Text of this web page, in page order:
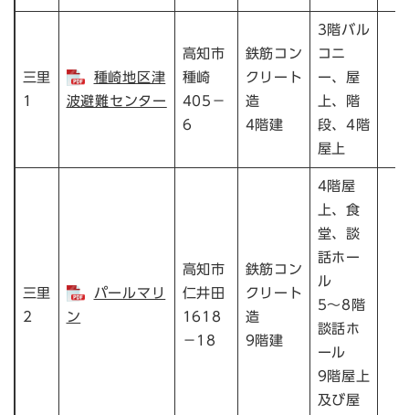
三里
1
種崎地区津
波避難センター
高知市
種崎
405－
6
鉄筋コン
クリート
造
4階建
3階バル
コニ
ー、屋
上、階
段、4階
屋上
三里
2
パールマリ
ン
高知市
仁井田
1618
－18
鉄筋コン
クリート
造
9階建
4階屋
上、食
堂、談
話ホー
ル
5～8階
談話ホ
ール
9階屋上
及び屋